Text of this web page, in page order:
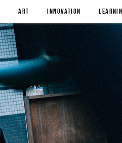
ART INNOVATION